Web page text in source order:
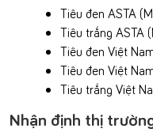
Tiêu đen ASTA
Tiêu trắng ASTA
Tiêu đen Việt
Tiêu đen Việt
Tiêu trắng Việt
Nhận định thị